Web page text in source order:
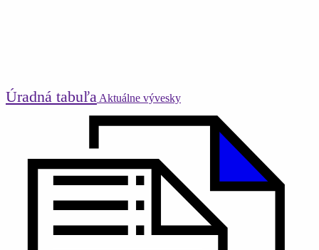
Úradná tabuľa Aktuálne vývesky